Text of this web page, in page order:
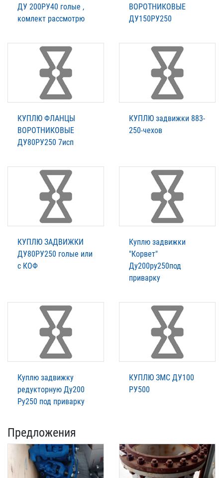
ДУ 200РУ40 голые ,
комлект рассмотрю
ВОРОТНИКОВЫЕ
ДУ150РУ250
КУПЛЮ ФЛАНЦЫ
ВОРОТНИКОВЫЕ
ДУ80РУ250 7исп
КУПЛЮ задвижки 883-
250-чехов
КУПЛЮ ЗАДВИЖКИ
ДУ80РУ250 голые или
с КОФ
Куплю задвижки
"Корвет"
Ду200ру250под
приварку
Куплю задвижку
редукторную Ду200
Ру250 под приварку
КУПЛЮ ЗМС ДУ100
РУ500
Предложения